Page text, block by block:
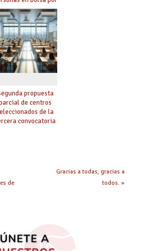
especialidad
tipo de bolsa para
el curso 26/27
propuesta
de centros
de la
convocatoria
de
Gracias a todas, gracias a
todos.»